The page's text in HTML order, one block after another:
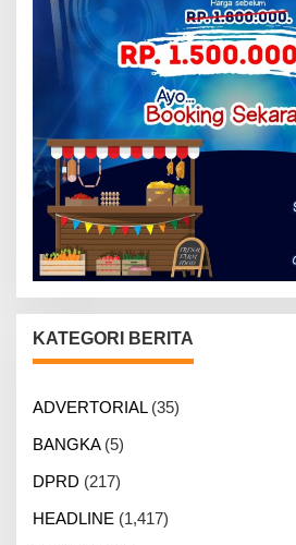
KATEGORI BERITA
ADVERTORIAL(35)
BANGKA(5)
DPRD (217)
HEADLINE (1,417)